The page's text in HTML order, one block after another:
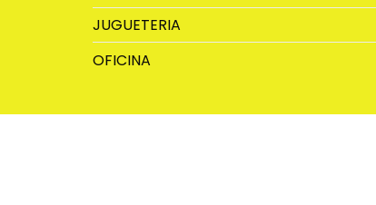
JUGUETERIA
OFICINA